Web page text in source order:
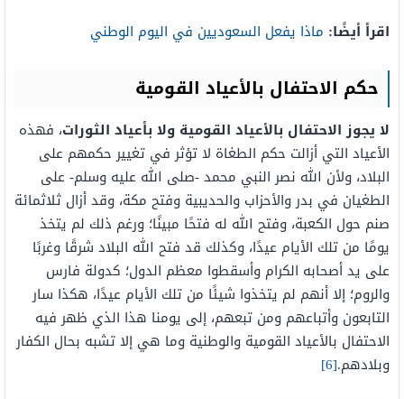
اقرأ أيضًا: ماذا يفعل السعوديين في اليوم الوطني
حكم الاحتفال بالأعياد القومية
لا يجوز الاحتفال بالأعياد القومية ولا بأعياد الثورات، فهذه
الأعياد التي أزالت حكم الطغاة لا تؤثر في تغيير حكمهم على
البلاد، ولأن الله نصر النبي محمد -صلى الله عليه وسلم- على
الطغيان في بدر والأحزاب والحديبية وفتح مكة، وقد أزال ثلاثمائة
صنم حول الكعبة، وفتح الله له فتحًا مبينًا؛ ورغم ذلك لم يتخذ
يومًا من تلك الأيام عيدًا، وكذلك قد فتح الله البلاد شرقًا وغربًا
على يد أصحابه الكرام وأسقطوا معظم الدول؛ كدولة فارس
والروم؛ إلا أنهم لم يتخذوا شيئًا من تلك الأيام عيدًا، هكذا سار
التابعون وأتباعهم ومن تبعهم، إلى يومنا هذا الذي ظهر فيه
الاحتفال بالأعياد القومية والوطنية وما هي إلا تشبه بحال الكفار
وبلادهم.[6]